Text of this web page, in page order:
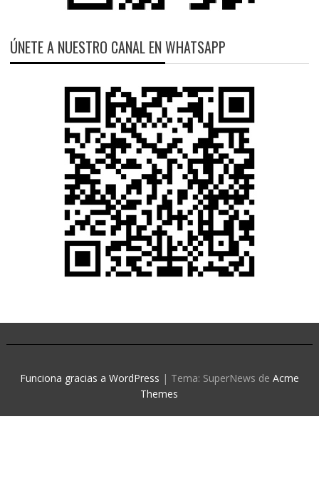
ÚNETE A NUESTRO CANAL EN WHATSAPP
Funciona gracias a WordPress | Tema: SuperNews de Acme
Themes